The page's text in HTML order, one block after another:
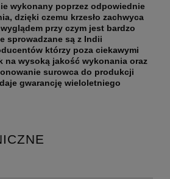
wykonany poprzez odpowiednie
dzięki czemu krzesło zachwyca
przy czym jest bardzo
sprowadzane są z Indii
którzy poza ciekawymi
na wysoką jakość wykonania oraz
surowca do produkcji
gwarancję wieloletniego